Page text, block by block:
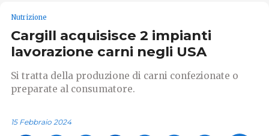
Nutrizione
Cargill acquisisce 2 impianti
lavorazione carni negli USA
Si tratta della produzione di carni confezionate o
preparate al consumatore.
15 Febbraio 2024